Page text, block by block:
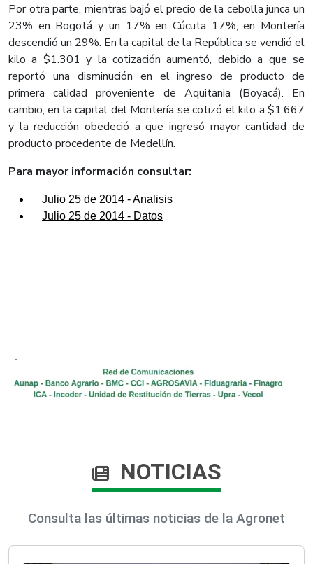
Por otra parte, mientras bajó el precio de la cebolla junca un
23% en Bogotá y un 17% en Cúcuta 17%, en Montería
descendió un 29%. En la capital de la República se vendió el
kilo a $1.301 y la cotización aumentó, debido a que se
reportó una disminución en el ingreso de producto de
primera calidad proveniente de Aquitania (Boyacá). En
cambio, en la capital del Montería se cotizó el kilo a $1.667
y la reducción obedeció a que ingresó mayor cantidad de
producto procedente de Medellín.
Para mayor información consultar:
Julio 25 de 2014 - Analisis
Julio 25 de 2014 - Datos
NOTICIAS
Consulta las últimas noticias de la Agronet